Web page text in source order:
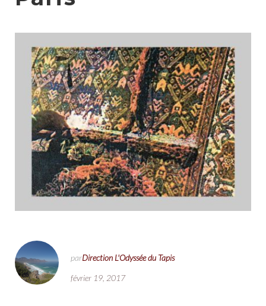
parDirection L'Odyssée du Tapis
février 19, 2017